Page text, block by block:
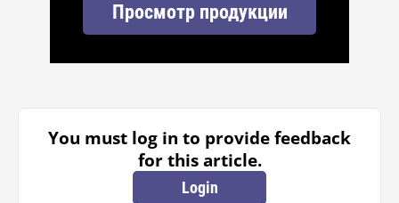
Просмотр продукции
You must log in to provide feedback
for this article.
Login